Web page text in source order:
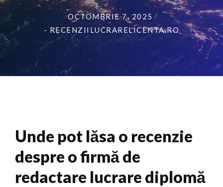
OCTOMBRIE 7, 2025
- RECENZIILUCRARELICENTA.RO
Unde pot lăsa o recenzie
despre o firmă de
redactare lucrare diplomă